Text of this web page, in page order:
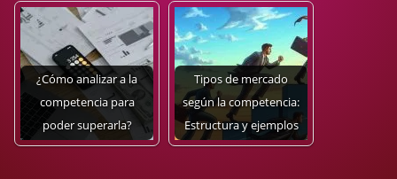
¿Cómo analizar a la
competencia para
poder superarla?
Tipos de mercado
según la competencia:
Estructura y ejemplos